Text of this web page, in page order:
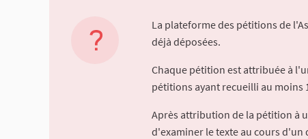
La plateforme des pétitions de
déjà déposées.
Chaque pétition est attribuée à
pétitions ayant recueilli au moins
Après attribution de la pétition à
d'examiner le texte au cours